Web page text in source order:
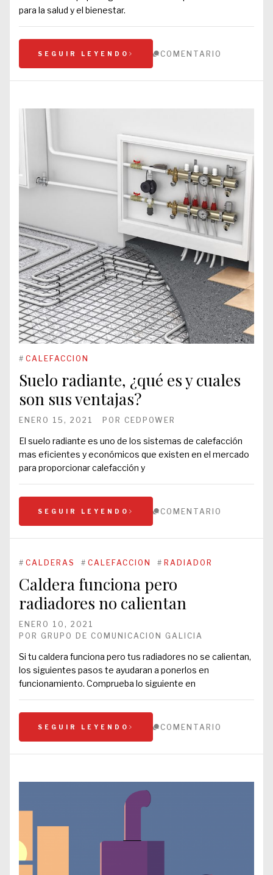
para la salud y el bienestar.
SEGUIR LEYENDO COMENTARIO
# CALEFACCION
Suelo radiante, ¿qué es y cuales
son sus ventajas?
ENERO 15, 2021 POR CEDPOWER
El suelo radiante es uno de los sistemas de calefacción
mas eficientes y económicos que existen en el mercado
para proporcionar calefacción y
SEGUIR LEYENDO COMENTARIO
# CALDERAS # CALEFACCION # RADIADOR
Caldera funciona pero
radiadores no calientan
ENERO 10, 2021
POR GRUPO DE COMUNICACION GALICIA
Si tu caldera funciona pero tus radiadores no se calientan,
los siguientes pasos te ayudaran a ponerlos en
funcionamiento. Comprueba lo siguiente en
SEGUIR LEYENDO COMENTARIO